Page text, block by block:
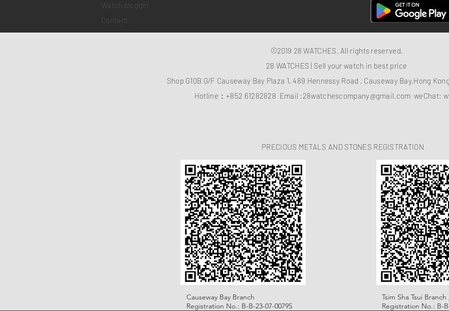
Watch blogger
Contact
©2019 28 WATCHES. All rights reserved.
28 WATCHES | Sell your watch in best price
Shop G10B G/F Causeway Bay Plaza 1, 489 Hennessy Road , Causeway Bay,Hong Kong
Hotline：+852 61282828 Email : 28watchescompany@gmail.com weChat:
PRECIOUS METALS AND STONES REGISTRATION
Causeway Bay Branch
Registration No.: B-B-23-07-00795
Tsim Sha Tsui
Registration No.: B-